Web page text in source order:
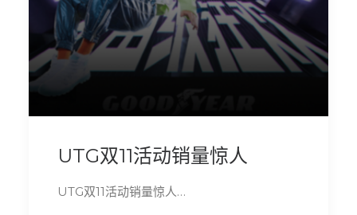
UTG双11活动销量惊人
UTG双11活动销量惊人…